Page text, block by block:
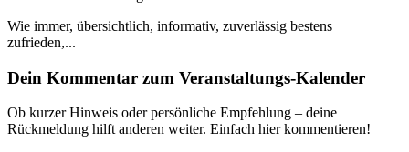
Wie immer, übersichtlich, informativ, zuverlässig bestens
zufrieden,...
Dein Kommentar zum Veranstaltungs-Kalender
Ob kurzer Hinweis oder persönliche Empfehlung – deine
Rückmeldung hilft anderen weiter. Einfach hier kommentieren!